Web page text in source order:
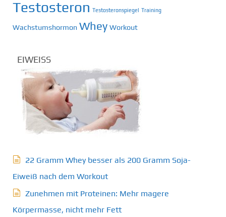
Testosteron Testosteronspiegel Training
Wachstumshormon Whey Workout
EIWEISS
22 Gramm Whey besser als 200 Gramm Soja-
Eiweiß nach dem Workout
Zunehmen mit Proteinen: Mehr magere
Körpermasse, nicht mehr Fett